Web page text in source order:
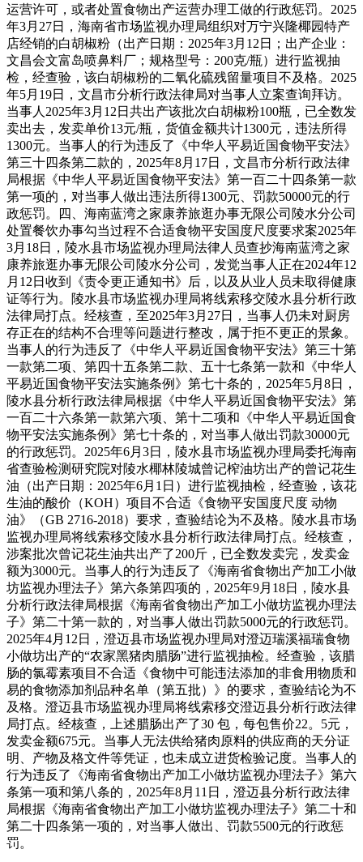
运营许可，或者处置食物出产运营办理工做的行政惩罚。2025
年3月27日，海南省市场监视办理局组织对万宁兴隆椰园特产
店经销的白胡椒粉（出产日期：2025年3月12日；出产企业：
文昌会文富岛喷鼻料厂；规格型号：200克/瓶）进行监视抽
检，经查验，该白胡椒粉的二氧化硫残留量项目不及格。2025
年5月19日，文昌市分析行政法律局对当事人立案查询拜访。
当事人2025年3月12日共出产该批次白胡椒粉100瓶，已全数发
卖出去，发卖单价13元/瓶，货值金额共计1300元，违法所得
1300元。当事人的行为违反了《中华人平易近国食物平安法》
第三十四条第二款的，2025年8月17日，文昌市分析行政法律
局根据《中华人平易近国食物平安法》第一百二十四条第一款
第一项的，对当事人做出违法所得1300元、罚款50000元的行
政惩罚。四、海南蓝湾之家康养旅逛办事无限公司陵水分公司
处置餐饮办事勾当过程不合适食物平安国度尺度要求案2025年
3月18日，陵水县市场监视办理局法律人员查抄海南蓝湾之家
康养旅逛办事无限公司陵水分公司，发觉当事人正在2024年12
月12日收到《责令更正通知书》后，以及从业人员未取得健康
证等行为。陵水县市场监视办理局将线索移交陵水县分析行政
法律局打点。经核查，至2025年3月27日，当事人仍未对厨房
存正在的结构不合理等问题进行整改，属于拒不更正的景象。
当事人的行为违反了《中华人平易近国食物平安法》第三十第
一款第二项、第四十五条第二款、五十七条第一款和《中华人
平易近国食物平安法实施条例》第七十条的，2025年5月8日，
陵水县分析行政法律局根据《中华人平易近国食物平安法》第
一百二十六条第一款第六项、第十二项和《中华人平易近国食
物平安法实施条例》第七十条的，对当事人做出罚款30000元
的行政惩罚。2025年6月3日，陵水县市场监视办理局委托海南
省查验检测研究院对陵水椰林陵城曾记榨油坊出产的曾记花生
油（出产日期：2025年6月1日）进行监视抽检，经查验，该花
生油的酸价（KOH）项目不合适《食物平安国度尺度 动物
油》（GB 2716-2018）要求，查验结论为不及格。陵水县市场
监视办理局将线索移交陵水县分析行政法律局打点。经核查，
涉案批次曾记花生油共出产了200斤，已全数发卖完，发卖金
额为3000元。当事人的行为违反了《海南省食物出产加工小做
坊监视办理法子》第六条第四项的，2025年9月18日，陵水县
分析行政法律局根据《海南省食物出产加工小做坊监视办理法
子》第二十第一款的，对当事人做出罚款5000元的行政惩罚。
2025年4月12日，澄迈县市场监视办理局对澄迈瑞溪福瑞食物
小做坊出产的“农家黑猪肉腊肠”进行监视抽检。经查验，该腊
肠的氯霉素项目不合适《食物中可能违法添加的非食用物质和
易的食物添加剂品种名单（第五批）》的要求，查验结论为不
及格。澄迈县市场监视办理局将线索移交澄迈县分析行政法律
局打点。经核查，上述腊肠出产了30 包，每包售价22。5元，
发卖金额675元。当事人无法供给猪肉原料的供应商的天分证
明、产物及格文件等凭证，也未成立进货检验记度。当事人的
行为违反了《海南省食物出产加工小做坊监视办理法子》第六
条第一项和第八条的，2025年8月11日，澄迈县分析行政法律
局根据《海南省食物出产加工小做坊监视办理法子》第二十和
第二十四条第一项的，对当事人做出、罚款5500元的行政惩
罚。